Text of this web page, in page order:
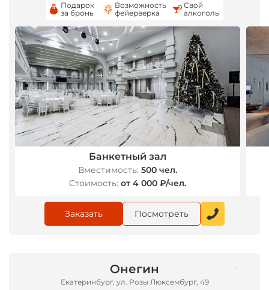
Подарок
за бронь
Возможность
фейерверка
Свой
алкоголь
Банкетный зал
Вместимость: 500 чел.
Стоимость: от 4 000 ₽/чел.
Заказать Посмотреть
Онегин
Екатеринбург, ул. Розы Люксембург, 49
*